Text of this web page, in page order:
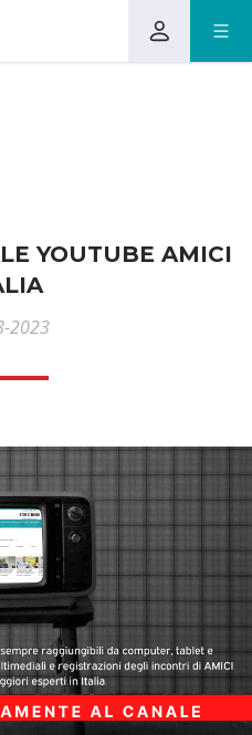
YOUTUBE AMICI
2023